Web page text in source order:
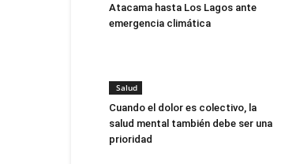
Atacama hasta Los Lagos ante
emergencia climática
Salud
Cuando el dolor es colectivo, la
salud mental también debe ser una
prioridad